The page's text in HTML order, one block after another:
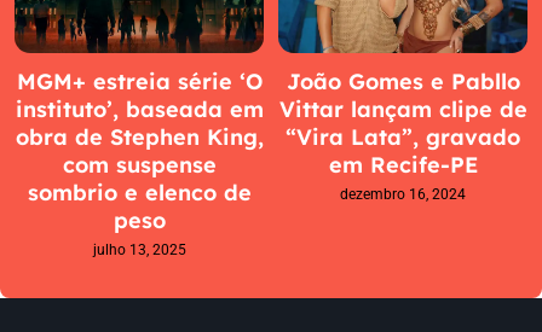
MGM+ estreia série ‘O
instituto’, baseada em
obra de Stephen King,
com suspense
sombrio e elenco de
peso
julho 13, 2025
João Gomes e Pabllo
Vittar lançam clipe de
“Vira Lata”, gravado
em Recife-PE
dezembro 16, 2024